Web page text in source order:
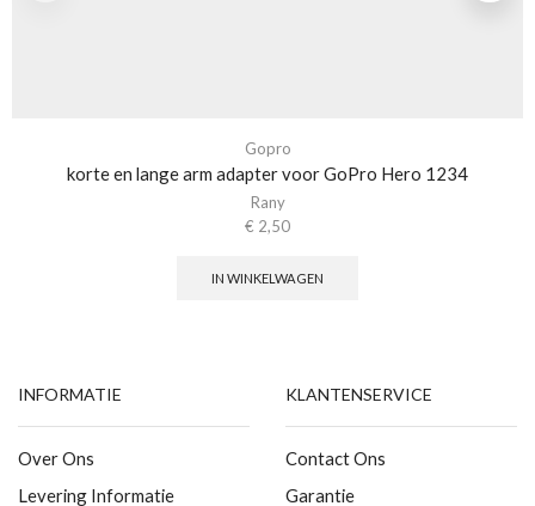
Gopro
korte en lange arm adapter voor GoPro Hero 1234
Rany
€ 2,50
IN WINKELWAGEN
INFORMATIE
Over Ons
Levering Informatie
KLANTENSERVICE
Contact Ons
Garantie